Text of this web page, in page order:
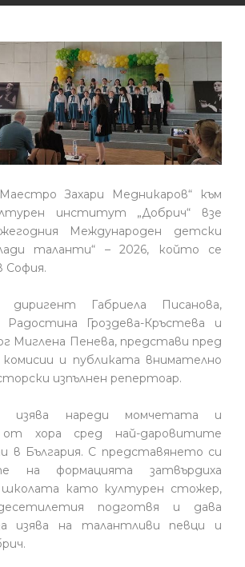
Захари Медникаров“ към
институт „Добрич“ взе
Международен детски
таланти“ – 2026, който се
София.
Габриела Писанова,
Гроздева-Кръстева и
Миглена Пенева, представи пред
и публиката внимателно
изпълнен репертоар.
изява нареди момчетата и
хора сред най-даровитите
в България. С представянето си
на формацията затвърдиха
школата като културен стожер,
подготвя и дава
изява на талантливи певци и